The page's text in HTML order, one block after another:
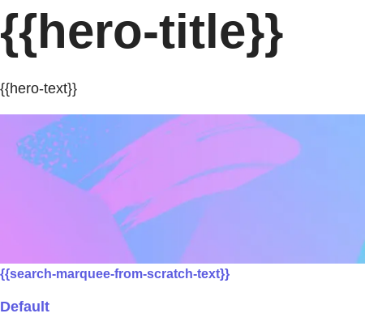
{{hero-title}}
{{hero-text}}
{{search-marquee-from-scratch-text}}
Default